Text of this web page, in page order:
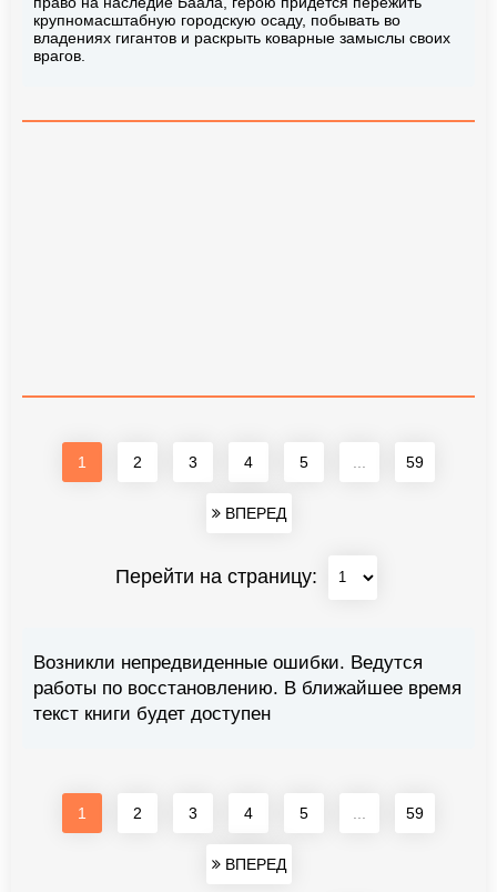
крупномасштабную городскую осаду, побывать во
владениях гигантов и раскрыть коварные замыслы своих
врагов.
1 2 3 4 5 59
ВПЕРЕД
Перейти на страницу:
Возникли непредвиденные ошибки. Ведутся
работы по восстановлению. В ближайшее время
текст книги будет доступен
1 2 3 4 5 59
ВПЕРЕД